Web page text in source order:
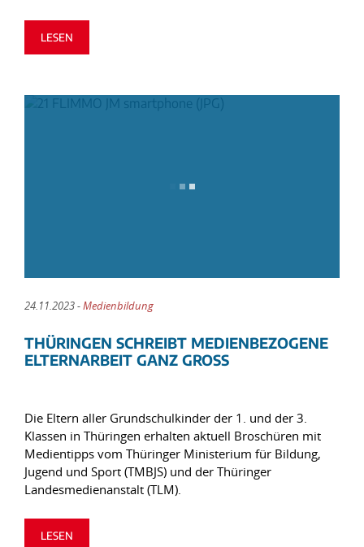
LESEN
24.11.2023 -Medienbildung
THÜRINGEN SCHREIBT MEDIENBEZOGENE
ELTERNARBEIT GANZ GROSS
Die Eltern aller Grundschulkinder der 1. und der 3.
Klassen in Thüringen erhalten aktuell Broschüren mit
Medientipps vom Thüringer Ministerium für Bildung,
Jugend und Sport (TMBJS) und der Thüringer
Landesmedienanstalt (TLM).
LESEN